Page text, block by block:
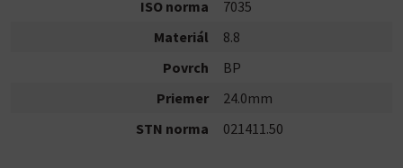
ISO norma
7035
Materiál
8.8
Povrch
BP
Priemer
24.0mm
STN norma
021411.50